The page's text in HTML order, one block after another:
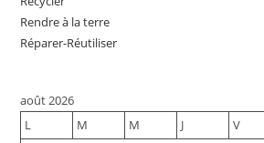
Rendre à la terre
Réparer-Réutiliser
août 2026
L
M M J V